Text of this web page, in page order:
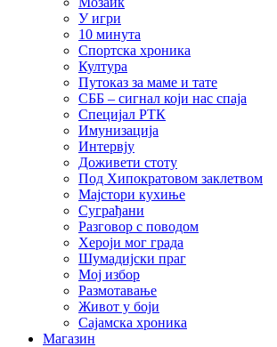
У игри
10 минута
Спортска хроника
Култура
Путоказ за маме и тате
СББ – сигнал који нас спаја
Специјал РТК
Имунизација
Интервју
Доживети стоту
Под Хипократовом заклетвом
Мајстори кухиње
Суграђани
Разговор с поводом
Хероји мог града
Шумадијски праг
Мој избор
Размотавање
Живот у боји
Сајамска хроника
Магазин